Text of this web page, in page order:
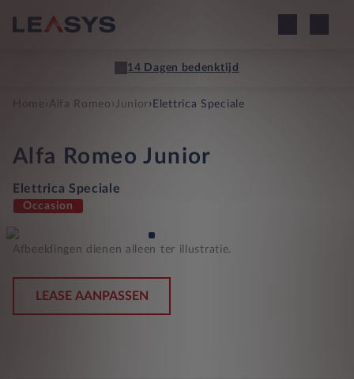
14 Dagen bedenktijd
Home Alfa Romeo ›Junior› Elettrica Speciale
Alfa Romeo Junior
Elettrica Speciale
Occasion
Afbeeldingen dienen alleen ter illustratie.
LEASE AANPASSEN